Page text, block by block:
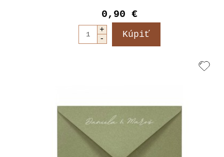
0,90 €